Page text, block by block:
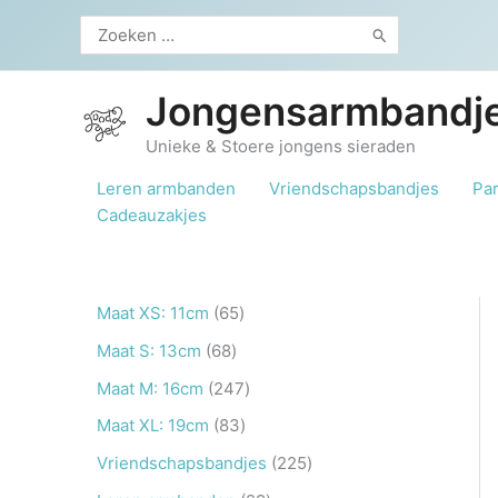
de
Zoeken
naar:
Unieke & Stoere jongens sieraden
Leren armbanden
Vriendschapsbandjes
Cadeauzakjes
Maat XS: 11cm 656
p
d
Maat S: 13cm 686
8
p
Maat M: 16cm 2472
4
7
Maat XL: 19cm 838
3
p
Vriendschapsbandjes 2252